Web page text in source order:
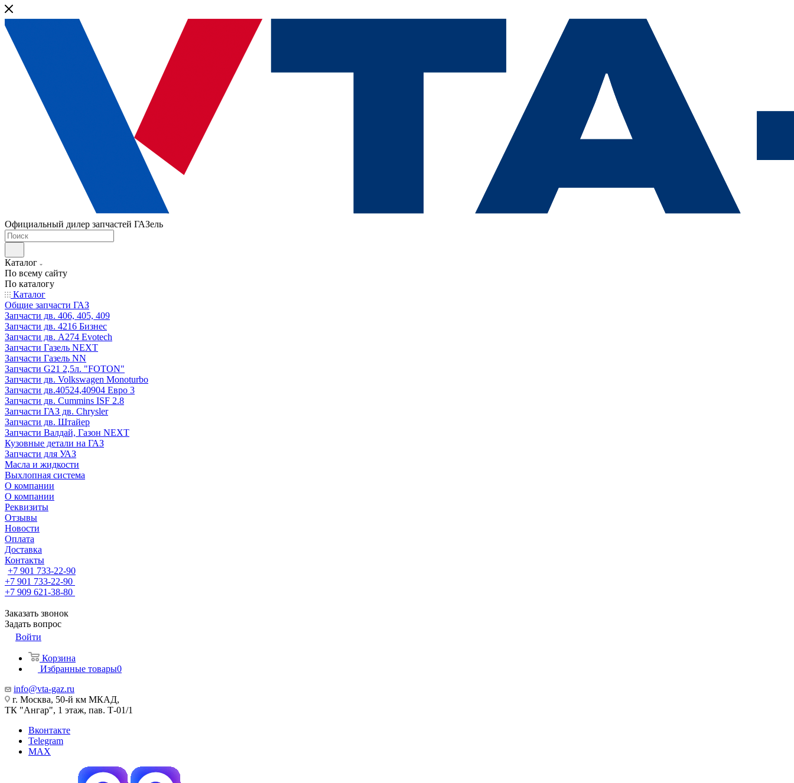
Официальный дилер запчастей ГАЗель
Каталог
По всему сайту
По каталогу
Каталог
Общие запчасти ГАЗ
Запчасти дв. 406, 405, 409
Запчасти дв. 4216 Бизнес
Запчасти дв. A274 Evotech
Запчасти Газель NEXT
Запчасти Газель NN
Запчасти G21 2,5л. "FOTON"
Запчасти дв. Volkswagen Monoturbo
Запчасти дв.40524,40904 Евро 3
Запчасти дв. Cummins ISF 2.8
Запчасти ГАЗ дв. Chrysler
Запчасти дв. Штайер
Запчасти Валдай, Газон NEXT
Кузовные детали на ГАЗ
Запчасти для УАЗ
Масла и жидкости
Выхлопная система
О компании
О компании
Реквизиты
Отзывы
Новости
Оплата
Доставка
Контакты
+7 901 733-22-90
+7 901 733-22-90
+7 909 621-38-80
Заказать звонок
Задать вопрос
Войти
Корзина
Избранные товары0
info@vta-gaz.ru
г. Москва, 50-й км МКАД,
ТК "Ангар", 1 этаж, пав. Т-01/1
Вконтакте
Telegram
MAX